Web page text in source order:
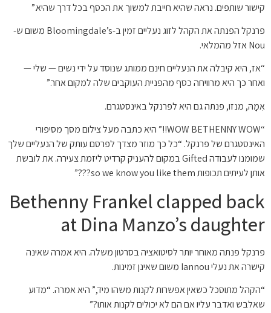
קישור שותפים. נראה שהיא חייבת למשוך את הכסף בכל דרך שהיא.”
פרנקל הפנתה את הקהל לזוג נעליים זמין ב-Bloomingdale’s משום ש-
Nou אזל מהמלאי.
“אז, היא קיבלה את הנעליים חינם ממותג שנוסד על ידי נשים — שלי —
ואחר כך היא מרוויחה כסף מהפניית העוקבים שלה למקום אחר.”
אִמָהּ, מנזו, פנתה גם היא לפרנקל באינסטגרם.
“WOW BETHENNY WOW!!” היא כתבה מעל צילום מסך מסיפורי
האינסטגרם של פרנקל. “כל כך מוזר מצדך לפרסם עותק של הנעליים שלך
שמומנו לעבודה Gifted במקום להעניק קרדיט ליזמת צעירה. את לובשת
אותן לעיתים תכופות so we know you like them???”
Bethenny Frankel clapped back
at Dina Manzo’s daughter
פרנקל פנתה מאוחר יותר לסיטואציה בסרטון משלה. היא אמרה שאינה
קישרה את נעלי Iannou משום שאינן זמינות.
“הקהל מתוסכל כשאין אפשרות לקנות משהו מיד,” היא אמרה. “מדוע
שאלבש ואדבר עליו אם הם לא יכולים לקנות אותו?”